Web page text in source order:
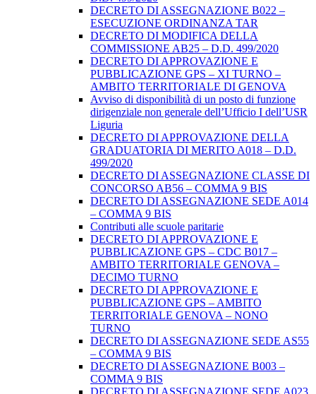
DECRETO DI ASSEGNAZIONE B022 –
ESECUZIONE ORDINANZA TAR
DECRETO DI MODIFICA DELLA
COMMISSIONE AB25 – D.D. 499/2020
DECRETO DI APPROVAZIONE E
PUBBLICAZIONE GPS – XI TURNO –
AMBITO TERRITORIALE DI GENOVA
Avviso di disponibilità di un posto di funzione
dirigenziale non generale dell’Ufficio I dell’USR
Liguria
DECRETO DI APPROVAZIONE DELLA
GRADUATORIA DI MERITO A018 – D.D.
499/2020
DECRETO DI ASSEGNAZIONE CLASSE DI
CONCORSO AB56 – COMMA 9 BIS
DECRETO DI ASSEGNAZIONE SEDE A014
– COMMA 9 BIS
Contributi alle scuole paritarie
DECRETO DI APPROVAZIONE E
PUBBLICAZIONE GPS – CDC B017 –
AMBITO TERRITORIALE GENOVA –
DECIMO TURNO
DECRETO DI APPROVAZIONE E
PUBBLICAZIONE GPS – AMBITO
TERRITORIALE GENOVA – NONO
TURNO
DECRETO DI ASSEGNAZIONE SEDE AS55
– COMMA 9 BIS
DECRETO DI ASSEGNAZIONE B003 –
COMMA 9 BIS